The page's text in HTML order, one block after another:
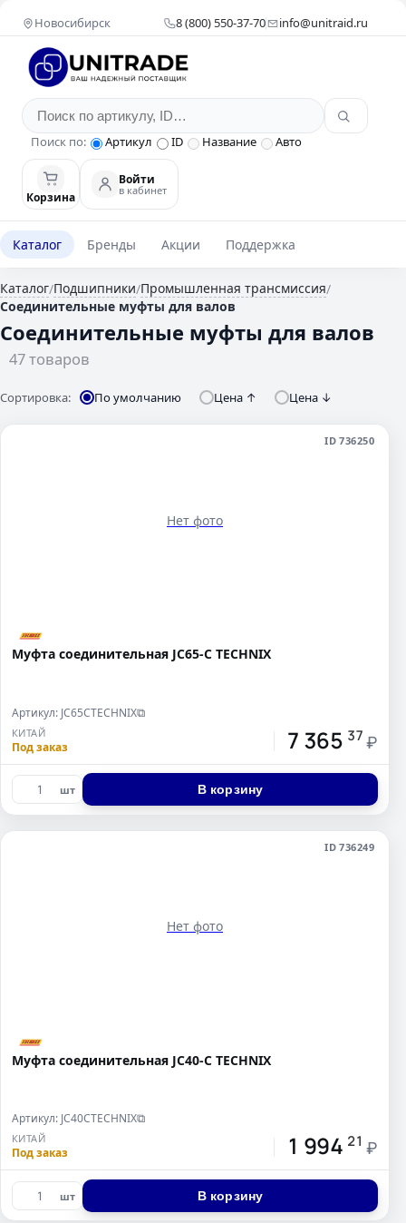
Новосибирск 8 (800) 550-37-70 info@unitraid.ru
Поиск по: Артикул ID Название Авто
Корзина
Войти
в кабинет
Каталог Бренды Акции Поддержка
Каталог/Подшипники/Промышленная трансмиссия/
Соединительные муфты для валов
Соединительные муфты для валов
47 товаров
Сортировка: По умолчанию Цена ↑ Цена ↓
ID 736250
Нет фото
Муфта соединительная JC65-C TECHNIX
Артикул: JC65CTECHNIX⧉
КИТАЙ
Под заказ 7 365 37 ₽
шт В корзину
ID 736249
Нет фото
Муфта соединительная JC40-C TECHNIX
Артикул: JC40CTECHNIX⧉
КИТАЙ
Под заказ 1 994 21 ₽
шт В корзину